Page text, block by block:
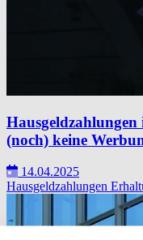
(noch) keine
14.04.2025
Hausgeldzahlungen